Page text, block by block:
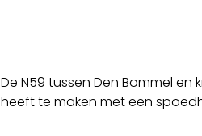
De N59 tussen Den Bommel
heeft te maken met een